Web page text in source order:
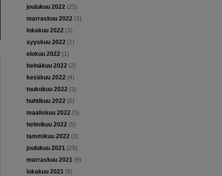
joulukuu 2022(25)
marraskuu 2022(3)
lokakuu 2022(3)
syyskuu 2022(1)
elokuu 2022(1)
heinäkuu 2022(2)
kesäkuu 2022(4)
toukokuu 2022(3)
huhtikuu 2022(6)
maaliskuu 2022(5)
helmikuu 2022(5)
tammikuu 2022(3)
joulukuu 2021(29)
marraskuu 2021(9)
lokakuu 2021(8)